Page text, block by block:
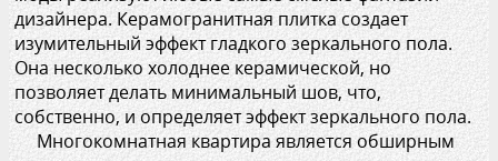
дизайнера. Керамогранитная плитка создает
изумительный эффект гладкого зеркального пола.
Она несколько холоднее керамической, но
позволяет делать минимальный шов, что,
собственно, и определяет эффект зеркального пола.
Многокомнатная квартира является обширным